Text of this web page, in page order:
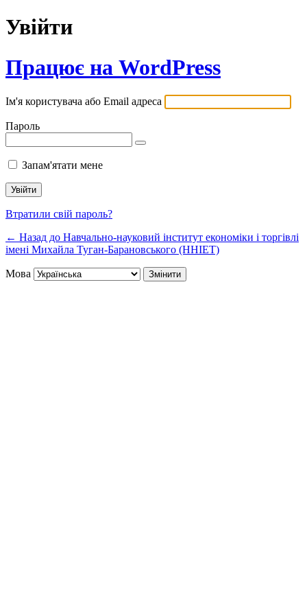
Увійти
Працює на WordPress
Ім'я користувача або Email адреса
Пароль
Запам'ятати мене
Втратили свій пароль?
← Назад до Навчально-науковий інститут економіки і торгівлі
імені Михайла Туган-Барановського (ННІЕТ)
Мова